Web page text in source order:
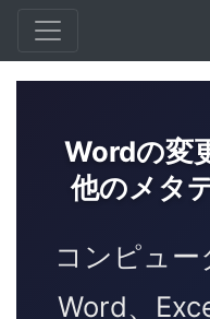
Wordの変
他のメタ
コンピュ
Word、